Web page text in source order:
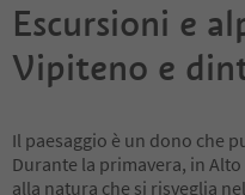
Escursioni e
Vipiteno e
Il paesaggio è un dono che
Durante la primavera, in
alla natura che si risveglia